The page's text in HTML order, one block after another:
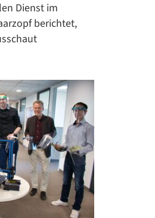
Dienst im
berichtet,